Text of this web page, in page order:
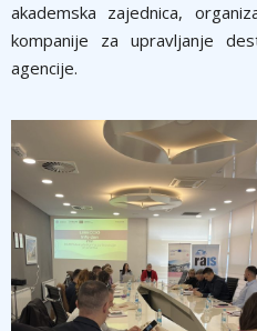
akademska zajednica,
kompanije za upravljanje
agencije.